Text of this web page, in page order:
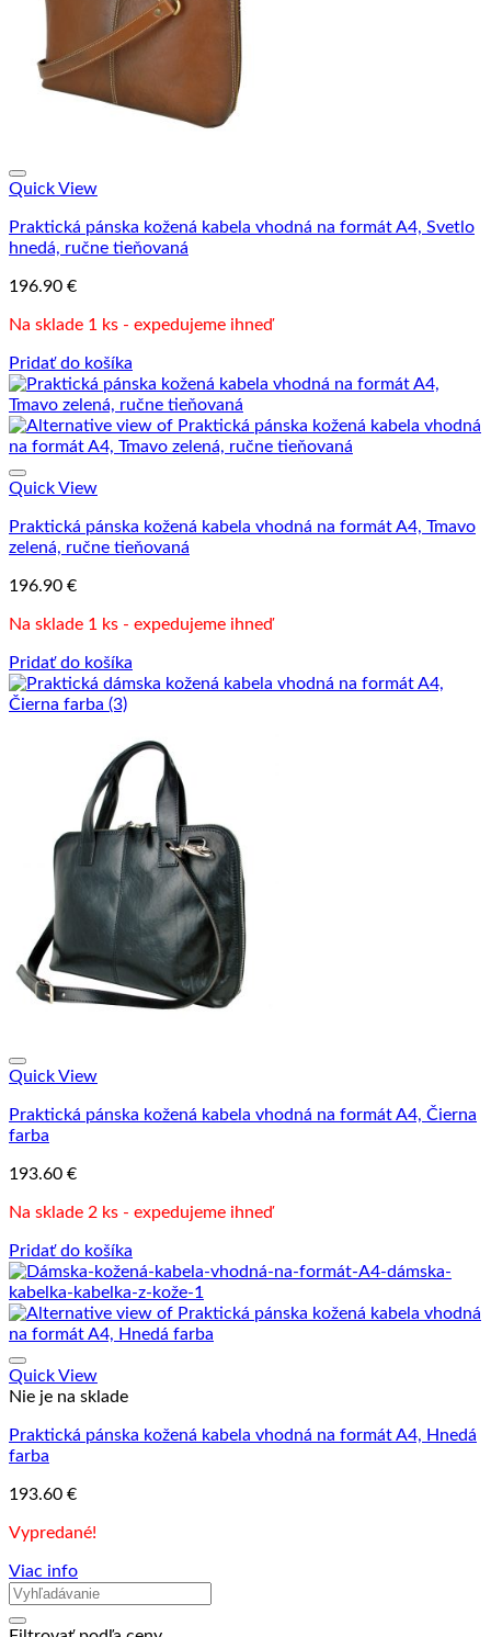
Quick View
Praktická pánska kožená kabela vhodná na formát A4, Svetlo
hnedá, ručne tieňovaná
196.90 €
Na sklade 1 ks - expedujeme ihneď
Pridať do košíka
Quick View
Praktická pánska kožená kabela vhodná na formát A4, Tmavo
zelená, ručne tieňovaná
196.90 €
Na sklade 1 ks - expedujeme ihneď
Pridať do košíka
Quick View
Praktická pánska kožená kabela vhodná na formát A4, Čierna
farba
193.60 €
Na sklade 2 ks - expedujeme ihneď
Pridať do košíka
Quick View
Nie je na sklade
Praktická pánska kožená kabela vhodná na formát A4, Hnedá
farba
193.60 €
Vypredané!
Viac info